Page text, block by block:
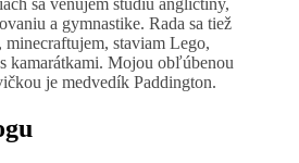
a gymnastike. Rada sa tiež
staviam Lego,
kamarátkami. Mojou obľúbenou
je medvedík Paddington.